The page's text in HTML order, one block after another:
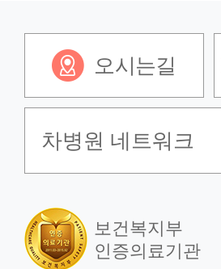
첨단 내과센터
인공신장센터
건강증진센터
오시는길
차병원 네트워크
보건복지부
인증의료기관